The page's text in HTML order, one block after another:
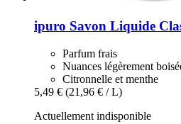
ipuro Savon Liquide
Parfum frais
Nuances légèrement
Citronnelle et menthe
5,49 € (21,96 € / L)
Actuellement indisponible